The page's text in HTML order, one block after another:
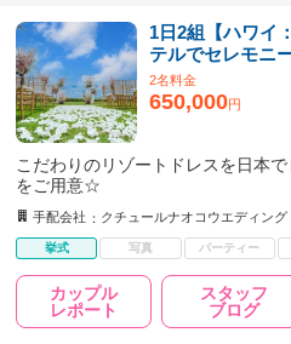
1日2組【ハワイ
テルでセレモニ
2名料金
650,000円
こだわりのリゾートドレスを日本
をご用意☆
手配会社 クチュールナオコウエディング
挙式 写真 パーティー
カップル
レポート
スタッフ
ブログ